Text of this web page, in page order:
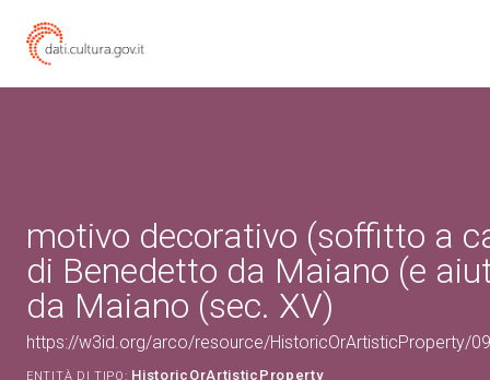
motivo decorativo (soffitto a
di Benedetto da Maiano (e
da Maiano (sec. XV)
https://w3id.org/arco/resource/HistoricOrArtisticProperty/
ENTITÀ DI TIPO: HistoricOrArtisticProperty